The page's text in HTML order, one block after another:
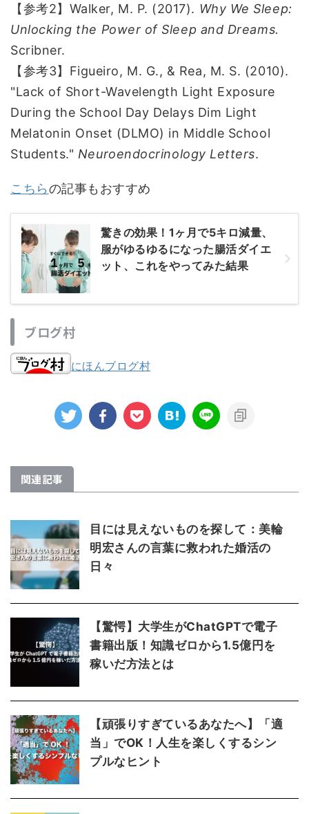
【参考2】Walker, M. P. (2017). Why We Sleep:
Unlocking the Power of Sleep and Dreams.
Scribner.
【参考3】Figueiro, M. G., & Rea, M. S. (2010).
"Lack of Short-Wavelength Light Exposure
During the School Day Delays Dim Light
Melatonin Onset (DLMO) in Middle School
Students." Neuroendocrinology Letters.
こちらの記事もおすすめ
驚きの効果！1ヶ月で5キロ減量、
服がゆるゆるになった腸活ダイエ
ット、これをやってみた結果
ブログ村
にほんブログ村
関連記事
目には見えないものを探して：美輪
明宏さんの言葉に救われた婚活の
日々
【驚愕】大学生がChatGPTで電子
書籍出版！知識ゼロから1.5億円を
稼いだ方法とは
【頑張りすぎているあなたへ】「適
当」でOK！人生を楽しくするシン
プルなヒント